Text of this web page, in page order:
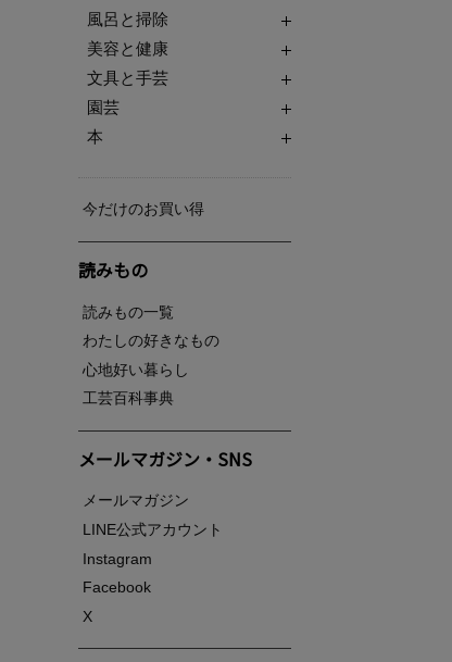
風呂と掃除
美容と健康
文具と手芸
園芸
本
今だけのお買い得
読みもの
読みもの一覧
わたしの好きなもの
心地好い暮らし
工芸百科事典
メールマガジン・SNS
メールマガジン
LINE公式アカウント
Instagram
Facebook
X